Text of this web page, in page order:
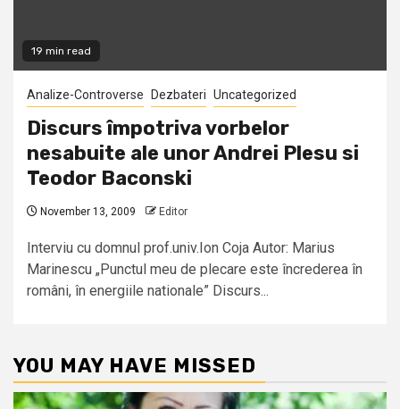
19 min read
Analize-Controverse Dezbateri Uncategorized
Discurs împotriva vorbelor
nesabuite ale unor Andrei Plesu si
Teodor Baconski
November 13, 2009 Editor
Interviu cu domnul prof.univ.Ion Coja Autor: Marius
Marinescu „Punctul meu de plecare este încrederea în
români, în energiile nationale” Discurs...
YOU MAY HAVE MISSED